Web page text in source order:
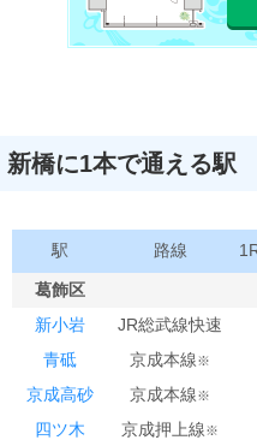
新橋に1本で通える駅
駅 路線
葛飾区
新小岩
JR総武線快速
青砥 京成本線※
京成高砂 京成本線※
四ツ木 京成押上線※